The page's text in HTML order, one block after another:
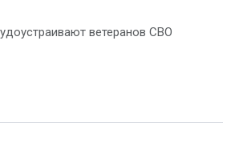
ветеранов СВО